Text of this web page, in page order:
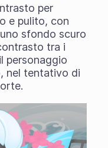
per
e pulito, con
sfondo scuro
tra i
personaggio
nel tentativo di